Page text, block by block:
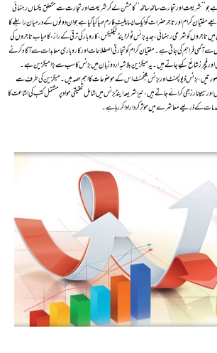
جو ’’شریعت اور تجارت ساتھ ساتھ‘‘ کا مشن لے کر شریعت اور تجارت سے متعلق یکساں رہنمائی
کرام اور تاجر حضرات کو ایک ایسا پلیٹ فارم مہیا کیا گیا ہے جو ان دونوں کے درمیان رابطے کا
کو شرعی رہنمائی، جدید بزنس ٹولز اینڈ ٹیکنیکس، کاروبار کی ترقی کے راز، کامیاب تاجروں کی
سے آگہی فراہم کی جاتی ہے۔ مفتیان کرام کو تجارتی اصطلاحات اور کاروباری معاہدات سے آگاہ کرنے
شائع کیے جاتے ہیں۔یہ میگزین بلاشبہ اردو زبان میں بزنس کا سب سے بڑا میگزین ہے ۔
بزنس ڈیولپمنٹ اور بزنس مینجمنٹ اس کے موضوعات کا اہم حصہ ہیں۔ میگزین کی طرف سے
اور سیمینارز بھی کرائے جاتے ہیں، نیز شریعہ اینڈ بزنس میں شامل تحقیقی مواد پر مشتمل کتب کی اشاعت کا
کے ذریعے معاشرے میں مؤثر کردار ادا کررہا ہے۔